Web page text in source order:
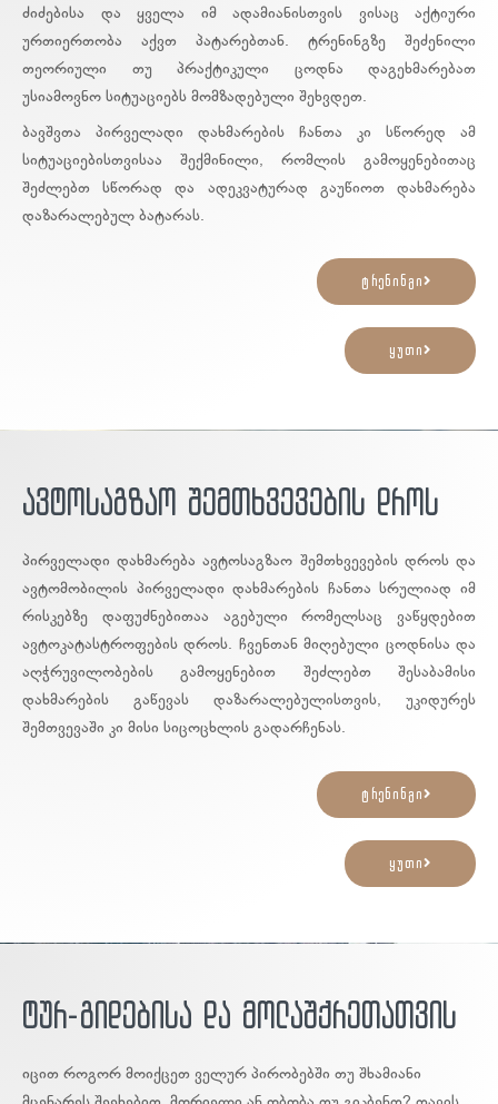
ძიძებისა და ყველა იმ ადამიანისთვის ვისაც აქტიური
ურთიერთობა აქვთ პატარებთან. ტრენინგზე შეძენილი
თეორიული თუ პრაქტიკული ცოდნა დაგეხმარებათ
უსიამოვნო სიტუაციებს მომზადებული შეხვდეთ.
ბავშვთა პირველადი დახმარების ჩანთა კი სწორედ ამ
სიტუაციებისთვისაა შექმინილი, რომლის გამოყენებითაც
შეძლებთ სწორად და ადეკვატურად გაუწიოთ დახმარება
დაზარალებულ ბატარას.
ტრენინგი
ყუთი
ავტოსაგზაო შემთხვევების დროს
პირველადი დახმარება ავტოსაგზაო შემთხვევების დროს და
ავტომობილის პირველადი დახმარების ჩანთა სრულიად იმ
რისკებზე დაფუძნებითაა აგებული რომელსაც ვაწყდებით
ავტოკატასტროფების დროს. ჩვენთან მიღებული ცოდნისა და
აღჭრუვილობების გამოყენებით შეძლებთ შესაბამისი
დახმარების გაწევას დაზარალებულისთვის, უკიდურეს
შემთვევაში კი მისი სიცოცხლის გადარჩენას.
ტრენინგი
ყუთი
ტურ-გიდებისა და მოლაშქრეთათვის
იცით როგორ მოიქცეთ ველურ პირობებში თუ შხამიანი